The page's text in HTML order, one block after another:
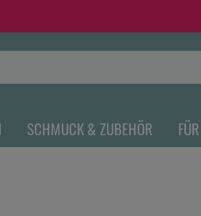
SCHMUCK & ZUBEHÖR